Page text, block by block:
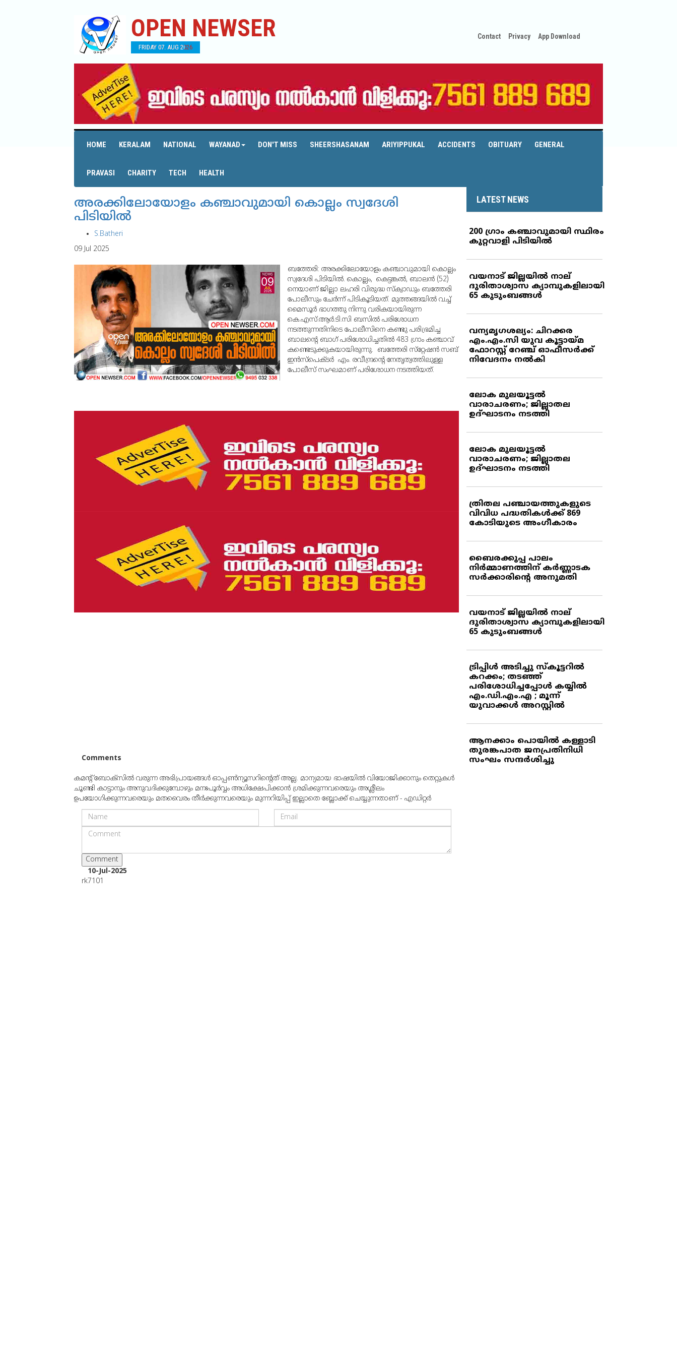
OPEN NEWSER
FRIDAY 07. AUG 2026
Contact Privacy App Download
HOME KERALAM NATIONAL WAYANAD DON'T MISS SHEERSHASANAM ARIYIPPUKAL ACCIDENTS OBITUARY GENERAL
PRAVASI CHARITY TECH HEALTH
അരക്കിലോയോളം കഞ്ചാവുമായി കൊല്ലം സ്വദേശി
പിടിയില്‍
S.Batheri
09 Jul 2025
ബത്തേരി: അരക്കിലോയോളം കഞ്ചാവുമായി കൊല്ലം
സ്വദേശി പിടിയില്‍. കൊല്ലം, കെട്ടങ്കല്‍, ബാലന്‍ (52)
നെയാണ് ജില്ലാ ലഹരി വിരുദ്ധ സ്‌ക്വാഡും ബത്തേരി
പോലീസും ചേര്‍ന്ന് പിടികൂടിയത്. മുത്തങ്ങയില്‍ വച്ച്
മൈസൂര്‍ ഭാഗത്തു നിന്നു വരികയായിരുന്ന
കെ.എസ്.ആര്‍.ടി.സി ബസില്‍ പരിശോധന
നടത്തുന്നതിനിടെ പോലീസിനെ കണ്ടു പരിഭ്രമിച്ച
ബാലന്റെ ബാഗ് പരിശോധിച്ചതില്‍ 483 ഗ്രാം കഞ്ചാവ്
കണ്ടെടുക്കുകയായിരുന്നു. ബത്തേരി സ്‌റ്റേഷന്‍ സബ്
ഇന്‍സ്‌പെക്ടര്‍ എം. രവീന്ദ്രന്റെ നേതൃത്വത്തിലുള്ള
പോലീസ് സംഘമാണ് പരിശോധന നടത്തിയത്.
Comments
കമന്റ് ബോക്‌സില്‍ വരുന്ന അഭിപ്രായങ്ങള്‍ ഓപ്പൺന്യൂസറിന്റെത് അല്ല. മാന്യമായ ഭാഷയില്‍ വിയോജിക്കാനും തെറ്റുകള്‍
ചൂണ്ടി കാട്ടാനും അനുവദിക്കുമ്പോഴും മനഃപൂര്‍വ്വം അധിക്ഷേപിക്കാന്‍ ശ്രമിക്കുന്നവരെയും അശ്ലീലം
ഉപയോഗിക്കുന്നവരെയും മതവൈരം തീര്‍ക്കുന്നവരെയും മുന്നറിയിപ്പ് ഇല്ലാതെ ബ്ലോക്ക് ചെയ്യുന്നതാണ് - എഡിറ്റര്‍
10-Jul-2025
rk7101
LATEST NEWS
200 ഗ്രാം കഞ്ചാവുമായി സ്ഥിരം
കുറ്റവാളി പിടിയില്‍
വയനാട് ജില്ലയില്‍ നാല്
ദുരിതാശ്വാസ ക്യാമ്പുകളിലായി
65 കുടുംബങ്ങള്‍
വന്യമൃഗശല്യം: ചിറക്കര
എം.എം.സി യുവ കൂട്ടായ്മ
ഫോറസ്റ്റ് റേഞ്ച് ഓഫീസര്‍ക്ക്
നിവേദനം നല്‍കി
ലോക മുലയൂട്ടല്‍
വാരാചരണം; ജില്ലാതല
ഉദ്ഘാടനം നടത്തി
ലോക മുലയൂട്ടല്‍
വാരാചരണം; ജില്ലാതല
ഉദ്ഘാടനം നടത്തി
ത്രിതല പഞ്ചായത്തുകളുടെ
വിവിധ പദ്ധതികള്‍ക്ക് 869
കോടിയുടെ അംഗീകാരം
ബൈരക്കുപ്പ പാലം
നിര്‍മ്മാണത്തിന് കര്‍ണ്ണാടക
സര്‍ക്കാരിന്റെ അനുമതി
വയനാട് ജില്ലയില്‍ നാല്
ദുരിതാശ്വാസ ക്യാമ്പുകളിലായി
65 കുടുംബങ്ങള്‍
ട്രിപ്പിള്‍ അടിച്ചു സ്‌കൂട്ടറില്‍
കറക്കം; തടഞ്ഞ്
പരിശോധിച്ചപ്പോള്‍ കയ്യില്‍
എം.ഡി.എം.എ ; മൂന്ന്
യുവാക്കള്‍ അറസ്റ്റില്‍
ആനക്കാം പൊയില്‍ കള്ളാടി
തുരങ്കപാത ജനപ്രതിനിധി
സംഘം സന്ദര്‍ശിച്ചു